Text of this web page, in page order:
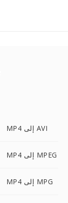
MP4 إلى AVI
MP4 إلى MPEG
MP4 إلى MPG